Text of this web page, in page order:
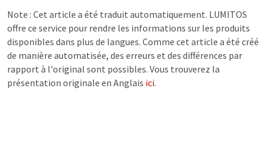
Note : Cet article a été traduit automatiquement. LUMITOS
offre ce service pour rendre les informations sur les produits
disponibles dans plus de langues. Comme cet article a été créé
de manière automatisée, des erreurs et des différences par
rapport à l'original sont possibles. Vous trouverez la
présentation originale en Anglais ici.